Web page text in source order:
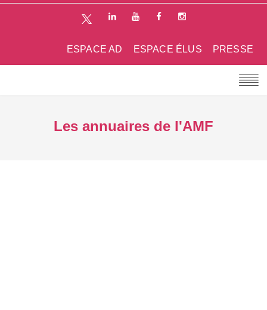
PRESSE
ESPACE ÉLUS
ESPACE AD
Les annuaires de l'AMF